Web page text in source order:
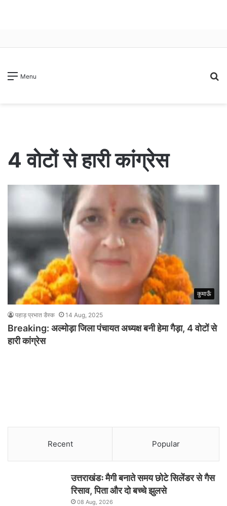
Menu
4 वोटों से हारी कांग्रेस
कुमाऊँ
पहाड़ प्रभात डैस्क 14 Aug, 2025
Breaking: अल्मोड़ा जिला पंचायत अध्यक्ष बनी हेमा गैड़ा, 4 वोटों से
हारी कांग्रेस
Recent Popular
उत्तराखंडः मैगी बनाते समय छोटे सिलेंडर से गैस
रिसाव, पिता और दो बच्चे झुलसे
08 Aug, 2026